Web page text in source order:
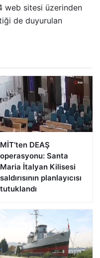
web sitesi üzerinden
de duyurulan
MİT’ten DEAŞ
operasyonu: Santa
Maria İtalyan Kilisesi
saldırısının planlayıcısı
tutuklandı